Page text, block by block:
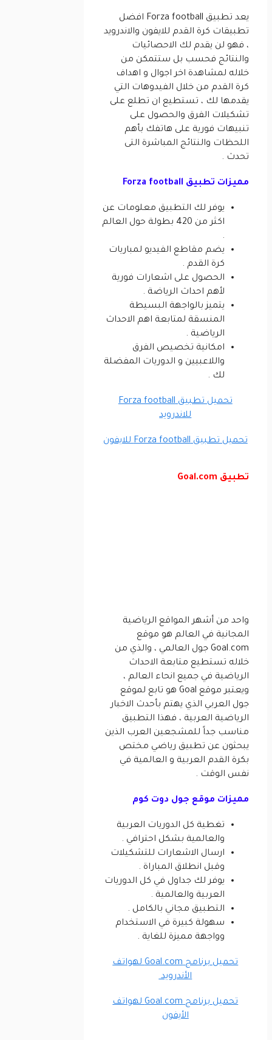
يعد تطبيق Forza football افضل
تطبيقات كرة القدم للايفون والاندرويد
، فهو لن يقدم لك الاحصائيات
والنتائج فحسب بل ستتمكن من
خلاله لمشاهدة اخر اجوال و اهداف
كرة القدم من خلال الفيدوهات التي
يقدمها لك ، تستطيع ان تطلع على
تشكيلات الفرق والحصول على
تنبيهات فورية على هاتفك بأهم
اللحظات والنتائج المباشرة التى
تحدث .
مميزات تطبيق Forza football
يوفر لك التطبيق معلومات عن
اكثر من 420 بطولة حول العالم
.
يضم مقاطع الفيديو لمباريات
كرة القدم .
الحصول على اشعارات فورية
لأهم احداث الرياضة .
يتميز بالواجهة البسيطة
المنسقة لمتابعة اهم الاحداث
الرياضية .
امكانية تخصيص الفرق
واللاعبيين و الدوريات المفضلة
لك .
تحميل تطبيق Forza football
للاندرويد
تحميل تطبيق Forza football للايفون
تطبيق Goal.com
واحد من أشهر المواقع الرياضية
المجانية في العالم هو موقع
Goal.com جول العالمي ، والذي من
خلاله تستطيع متابعة الاحداث
الرياضية في جميع انحاء العالم ،
ويعتبر موقع Goal هو تابع لموقع
جول العربي الذي يهتم بأحدث الاخبار
الرياضية العربية ، فهذا التطبيق
مناسب جداً للمشجعين العرب الذين
يبحثون عن تطبيق رياضي مختص
بكرة القدم العربية و العالمية في
نفس الوقت .
مميزات موقع جول دوت كوم
تغطية كل الدوريات العربية
والعالمية بشكل احترافي .
ارسال الاشعارات للتشكيلات
وقبل انطلاق المباراة .
يوفر لك جداول في كل الدوريات
العربية والعالمية .
التطبيق مجاني بالكامل .
سهولة كبيرة في الاستخدام
وواجهة مميزة للغاية .
تحميل برنامج Goal.com لهواتف
الأندرويد
تحميل برنامج Goal.com لهواتف
الأيفون